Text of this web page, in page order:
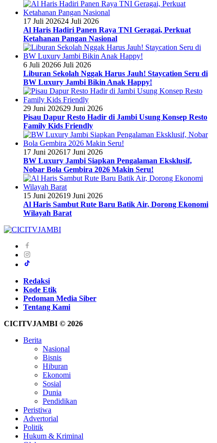
17 Juli 202624 Juli 2026
Al Haris Hadiri Panen Raya TNI Geragai, Perkuat
Ketahanan Pangan Nasional
6 Juli 20266 Juli 2026
Liburan Sekolah Nggak Harus Jauh! Staycation Seru di
BW Luxury Jambi Bikin Anak Happy!
29 Juni 202629 Juni 2026
Pisau Dapur Resto Hadir di Jambi Usung Konsep Resto
Family Kids Friendly
17 Juni 202617 Juni 2026
BW Luxury Jambi Siapkan Pengalaman Eksklusif,
Nobar Bola Gembira 2026 Makin Seru!
15 Juni 202619 Juni 2026
Al Haris Sambut Rute Baru Batik Air, Dorong Ekonomi
Wilayah Barat
Redaksi
Kode Etik
Pedoman Media Siber
Tentang Kami
CICITVJAMBI © 2026
Berita
Nasional
Bisnis
Hiburan
Ekonomi
Sosial
Dunia
Pendidikan
Peristiwa
Advertorial
Politik
Hukum & Kriminal